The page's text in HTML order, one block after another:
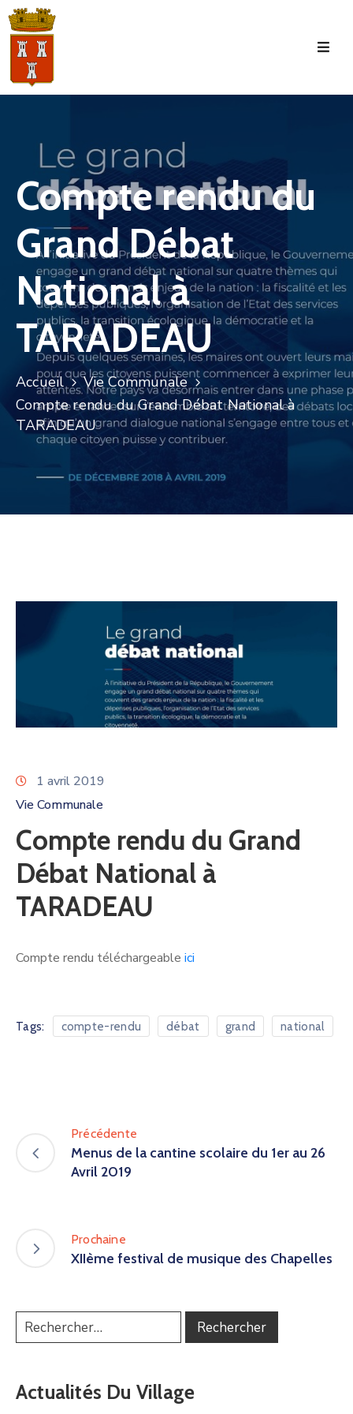
Accueil
Tourisme
Manifestations
Vie
Municipale
Services
Jeunesse
Compte rendu du
Grand Débat
National à
TARADEAU
Accueil
Vie Communale
Compte rendu du Grand Débat National à
TARADEAU
1 avril 2019
Vie Communale
Compte rendu du Grand
Débat National à
TARADEAU
Compte rendu téléchargeable ici
Tags: compte-rendu débat grand national
Précédente
Menus de la cantine scolaire du 1er au 26
Avril 2019
Prochaine
XIIème festival de musique des Chapelles
Actualités Du Village